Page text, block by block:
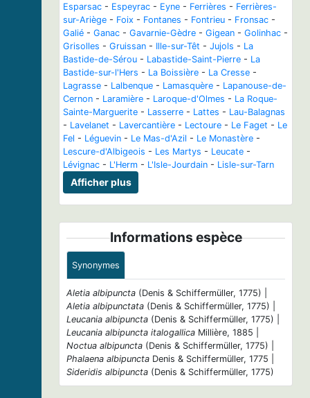
Esparsac - Espeyrac - Eyne - Ferrières - Ferrières-
sur-Ariège - Foix - Fontanes - Fontrieu - Fronsac -
Galié - Ganac - Gavarnie-Gèdre - Gigean - Golinhac -
Grisolles - Gruissan - Ille-sur-Têt - Jujols - La
Bastide-de-Sérou - Labastide-Saint-Pierre - La
Bastide-sur-l'Hers - La Boissière - La Cresse -
Lagrasse - Lalbenque - Lamasquère - Lapanouse-de-
Cernon - Laramière - Laroque-d'Olmes - La Roque-
Sainte-Marguerite - Lasserre - Lattes - Lau-Balagnas
- Lavelanet - Lavercantière - Lectoure - Le Faget - Le
Fel - Léguevin - Le Mas-d'Azil - Le Monastère -
Lescure-d'Albigeois - Les Martys - Leucate -
Lévignac - L'Herm - L'Isle-Jourdain - Lisle-sur-Tarn
Afficher plus
Informations espèce
Synonymes
Aletia albipuncta (Denis & Schiffermüller, 1775) |
Aletia albipunctata (Denis & Schiffermüller, 1775) |
Leucania albipuncta (Denis & Schiffermüller, 1775) |
Leucania albipuncta italogallica Millière, 1885 |
Noctua albipuncta (Denis & Schiffermüller, 1775) |
Phalaena albipuncta Denis & Schiffermüller, 1775 |
Sideridis albipuncta (Denis & Schiffermüller, 1775)